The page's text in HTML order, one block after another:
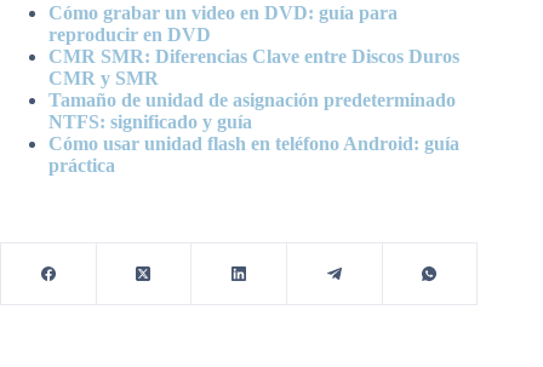
Cómo grabar un video en DVD: guía para
reproducir en DVD
CMR SMR: Diferencias Clave entre Discos Duros
CMR y SMR
Tamaño de unidad de asignación predeterminado
NTFS: significado y guía
Cómo usar unidad flash en teléfono Android: guía
práctica